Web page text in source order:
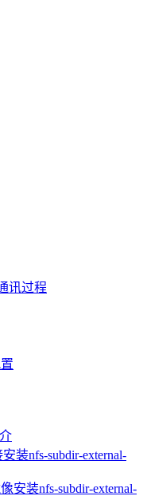
讯过程
装nfs-subdir-external-
安装nfs-subdir-external-